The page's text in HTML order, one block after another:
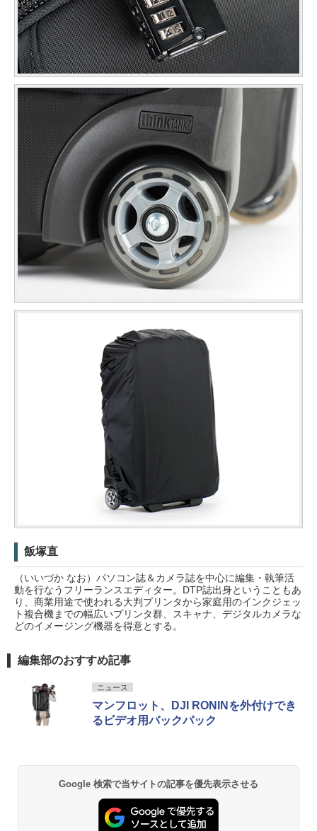
飯塚直
（いいづか なお）パソコン誌＆カメラ誌を中心に編集・執筆活
動を行なうフリーランスエディター。DTP誌出身ということもあ
り、商業用途で使われる大判プリンタから家庭用のインクジェッ
ト複合機までの幅広いプリンタ群、スキャナ、デジタルカメラな
どのイメージング機器を得意とする。
編集部のおすすめ記事
ニュース
マンフロット、DJI RONINを外付けでき
るビデオ用バックパック
Google 検索で当サイトの記事を優先表示させる